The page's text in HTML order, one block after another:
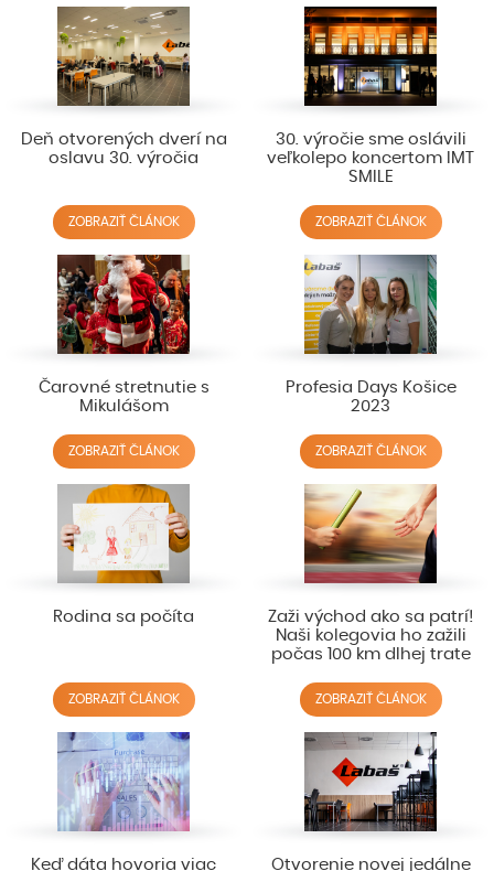
Deň otvorených dverí na
oslavu 30. výročia
ZOBRAZIŤ ČLÁNOK
30. výročie sme oslávili
veľkolepo koncertom IMT
SMILE
ZOBRAZIŤ ČLÁNOK
Čarovné stretnutie s
Mikulášom
ZOBRAZIŤ ČLÁNOK
Profesia Days Košice
2023
ZOBRAZIŤ ČLÁNOK
Rodina sa počíta
ZOBRAZIŤ ČLÁNOK
Zaži východ ako sa patrí!
Naši kolegovia ho zažili
počas 100 km dlhej trate
ZOBRAZIŤ ČLÁNOK
Keď dáta hovoria viac Otvorenie novej jedálne